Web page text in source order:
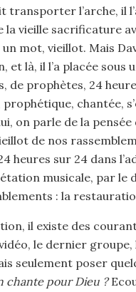
transporter l’arche, il
vieille sacrificature
mot, vieillot. Mais
et là, il l’a placée
de prophètes, 24
chantée,
on parle de la
de nos
heures sur 24 dans
musicale, par le
: la
il existe des
le dernier
seulement poser
chante pour Dieu ?